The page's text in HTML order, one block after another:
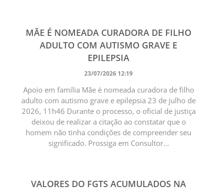
MÃE É NOMEADA CURADORA DE FILHO
ADULTO COM AUTISMO GRAVE E
EPILEPSIA
23/07/2026 12:19
Apoio em família Mãe é nomeada curadora de filho
adulto com autismo grave e epilepsia 23 de julho de
2026, 11h46 Durante o processo, o oficial de justiça
deixou de realizar a citação ao constatar que o
homem não tinha condições de compreender seu
significado. Prossiga em Consultor...
VALORES DO FGTS ACUMULADOS NA